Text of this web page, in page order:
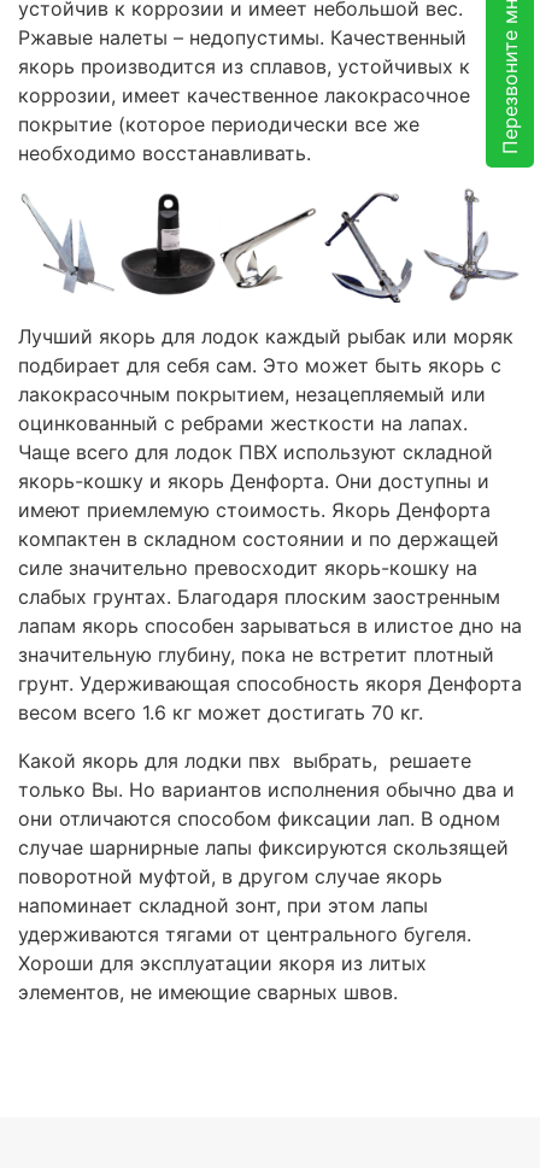
Перезвоните мне
устойчив к коррозии и имеет небольшой вес.
Ржавые налеты – недопустимы. Качественный
якорь производится из сплавов, устойчивых к
коррозии, имеет качественное лакокрасочное
покрытие (которое периодически все же
необходимо восстанавливать.
Лучший якорь для лодок каждый рыбак или моряк
подбирает для себя сам. Это может быть якорь с
лакокрасочным покрытием, незацепляемый или
оцинкованный с ребрами жесткости на лапах.
Чаще всего для лодок ПВХ используют складной
якорь-кошку и якорь Денфорта. Они доступны и
имеют приемлемую стоимость. Якорь Денфорта
компактен в складном состоянии и по держащей
силе значительно превосходит якорь-кошку на
слабых грунтах. Благодаря плоским заостренным
лапам якорь способен зарываться в илистое дно на
значительную глубину, пока не встретит плотный
грунт. Удерживающая способность якоря Денфорта
весом всего 1.6 кг может достигать 70 кг.
Какой якорь для лодки пвх выбрать, решаете
только Вы. Но вариантов исполнения обычно два и
они отличаются способом фиксации лап. В одном
случае шарнирные лапы фиксируются скользящей
поворотной муфтой, в другом случае якорь
напоминает складной зонт, при этом лапы
удерживаются тягами от центрального бугеля.
Хороши для эксплуатации якоря из литых
элементов, не имеющие сварных швов.